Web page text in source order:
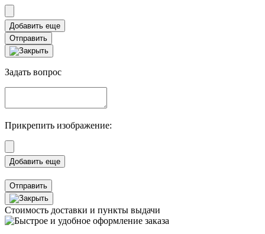
Отправить
Задать вопрос
Прикрепить изображение:
Отправить
Стоимость доставки и пункты выдачи